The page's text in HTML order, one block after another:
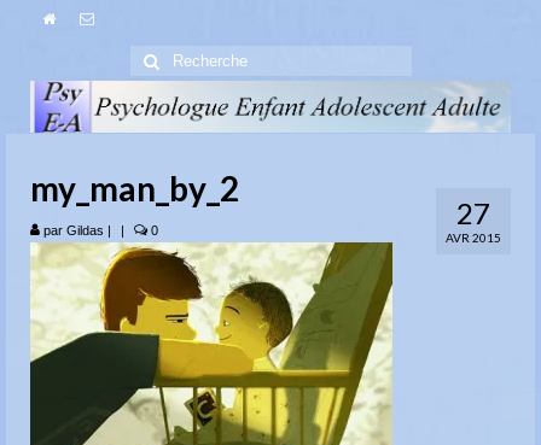
Rechercher
:
27
AVR 2015
my_man_by_2
par Gildas 0